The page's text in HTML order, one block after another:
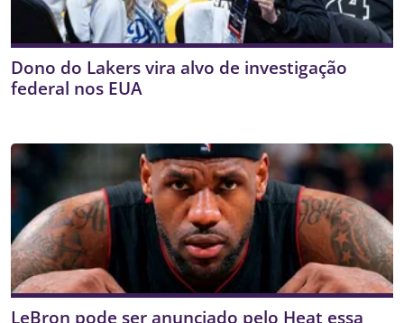
Dono do Lakers vira alvo de investigação
federal nos EUA
LeBron pode ser anunciado pelo Heat essa